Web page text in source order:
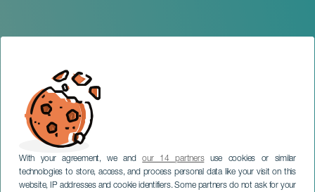
With your agreement, we andour 14 partnersuse cookies or similar
technologies to store, access, and process personal data like your visit on this
website, IP addresses and cookie identifiers. Some partners do not ask for your
GRAN CANARIA